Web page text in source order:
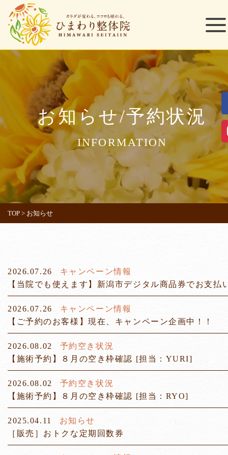
お知らせ/予約状況
INFORMATION
TOP > お知らせ
2026.07.26
キャンペーン情報
【当院でも使えます】新潟市デジタル商品券でお支払
2026.07.26
キャンペーン情報
【ご予約のお客様】現在、キャンペーン企画中！！
2026.08.02
予約空き状況
【施術予約】８月の空き枠確認 [担当：YURI]
2026.08.02
予約空き状況
【施術予約】８月の空き枠確認 [担当：RYO]
2025.04.11
お知らせ
［販売］おトクな定期回数券